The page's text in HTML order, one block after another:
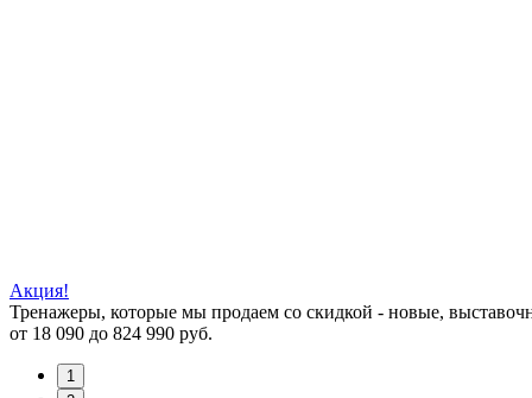
Акция!
Тренажеры, которые мы продаем со скидкой - новые,
от 18 090 до 824 990 руб.
1